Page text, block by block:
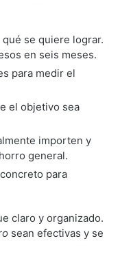
se quiere lograr.
en seis meses.
para medir el
el objetivo sea
importen y
general.
para
claro y organizado.
sean efectivas y se